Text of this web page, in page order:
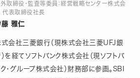
取締役・監査等委員：経営戦略センター株式会
代表取締役社長
藤 雅仁
式会社三菱銀行（現株式会社三菱UFJ銀
を経てソフトバンク株式会社（現ソフトバ
・グループ株式会社）財務部に参画。SBI